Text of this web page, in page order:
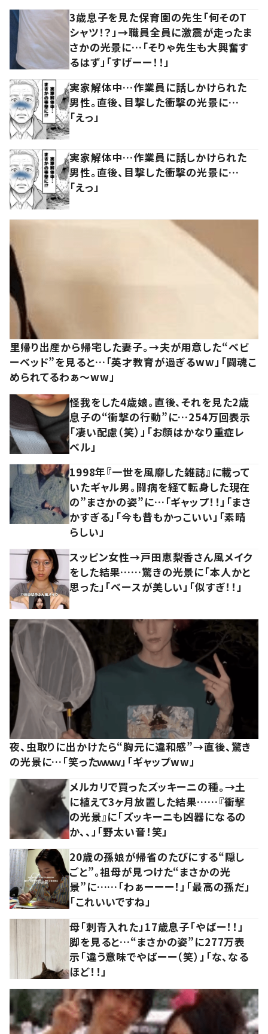
3歳息子を見た保育園の先生「何そのT
シャツ！？」→職員全員に激震が走ったま
さかの光景に…「そりゃ先生も大興奮す
るはず」「すげーー！！」
実家解体中…作業員に話しかけられた
男性。直後、目撃した衝撃の光景に…
「えっ」
実家解体中…作業員に話しかけられた
男性。直後、目撃した衝撃の光景に…
「えっ」
里帰り出産から帰宅した妻子。→夫が用意した“ベビ
ーベッド”を見ると…「英才教育が過ぎるww」「闘魂こ
められてるわぁ～ww」
怪我をした4歳娘。直後、それを見た2歳
息子の“衝撃の行動”に…254万回表示
「凄い配慮（笑）」「お顔はかなり重症レ
ベル」
1998年『一世を風靡した雑誌』に載って
いたギャル男。闘病を経て転身した現在
の”まさかの姿”に…「ギャップ！！」「まさ
かすぎる」「今も昔もかっこいい」「素晴
らしい」
スッピン女性→戸田恵梨香さん風メイク
をした結果……驚きの光景に「本人かと
思った」「ベースが美しい」「似すぎ！！」
夜、虫取りに出かけたら“胸元に違和感”→直後、驚き
の光景に…「笑ったｗｗｗ」「ギャップww」
メルカリで買ったズッキーニの種。→土
に植えて3ヶ月放置した結果……『衝撃
の光景』に「ズッキーニも凶器になるの
か、、」「野太い音！笑」
20歳の孫娘が帰省のたびにする“隠し
ごと”。祖母が見つけた“まさかの光
景”に……「わぁーーー！」「最高の孫だ」
「これいいですね」
母「刺青入れた」17歳息子「やばー！！」
脚を見ると…“まさかの姿”に277万表
示「違う意味でやばーー（笑）」「な、なる
ほど！！」